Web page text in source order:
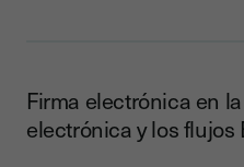
Firma electrónica en
electrónica y los flujos